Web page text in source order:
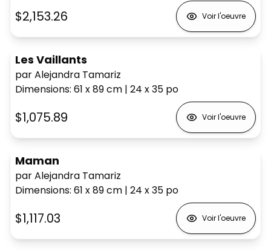
$2,153.26 Voir l'oeuvre
Les Vaillants
par Alejandra Tamariz
Dimensions: 61 x 89cm | 24 x 35 po
$1,075.89 Voir l'oeuvre
Maman
par Alejandra Tamariz
Dimensions: 61 x 89cm | 24 x 35 po
$1,117.03 Voir l'oeuvre